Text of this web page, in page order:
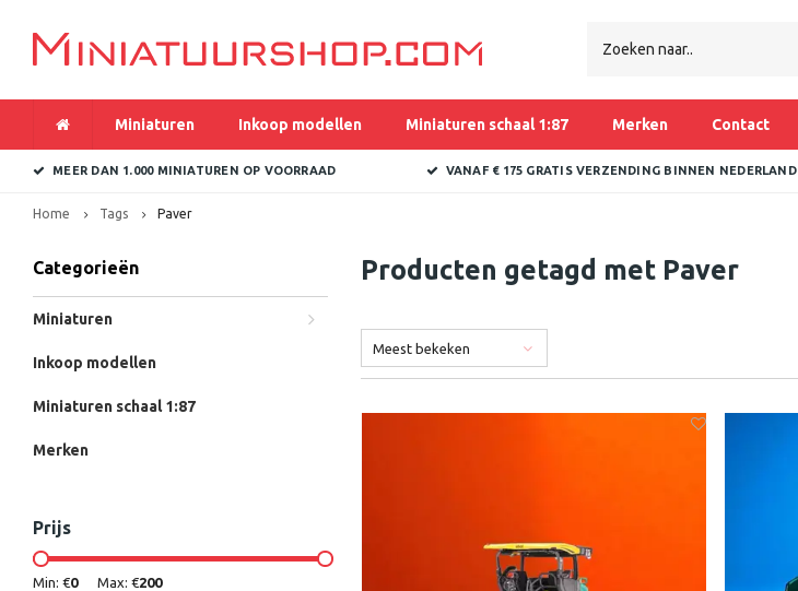
Miniaturen Inkoop modellen Miniaturen schaal 1:87 Merken Contact
MEER DAN 1.000 MINIATUREN OP VOORRAAD VANAF € 175 GRATIS VERZENDING BINNEN NEDERLAND
Home Tags Paver
Categorieën
Miniaturen
Inkoop modellen
Miniaturen schaal 1:87
Merken
Prijs
Min: €0 Max: €200
Producten getagd met Paver
Meest bekeken